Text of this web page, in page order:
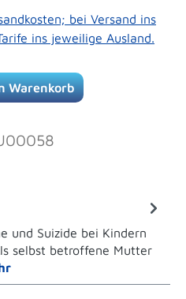
bei Versand ins
ins jeweilige Ausland.
den gewünschten
Warenkorb
und Suizide bei Kindern
selbst betroffene Mutter